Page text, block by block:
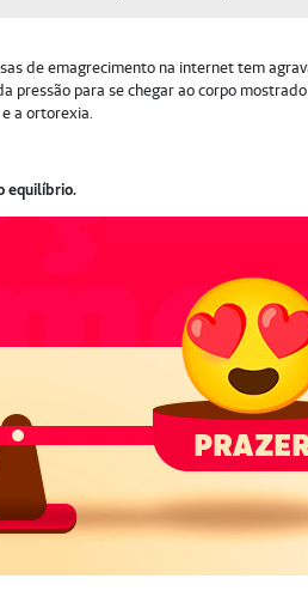
de emagrecimento na internet tem
pressão para se chegar ao corpo
a ortorexia.
equilíbrio.